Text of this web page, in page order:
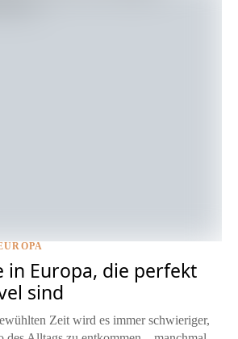
in Europa, die perfekt
sind
Zeit wird es immer schwieriger,